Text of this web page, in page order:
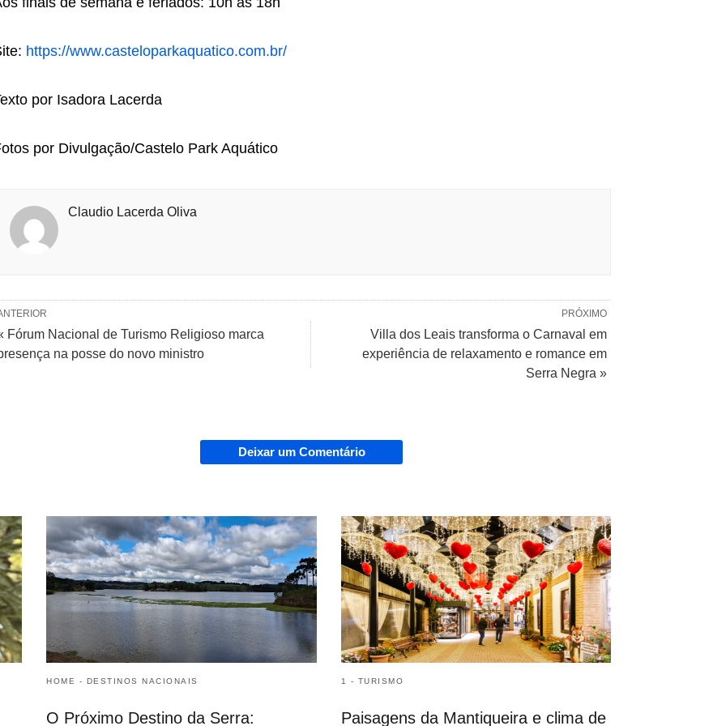
https://www.casteloparkaquatico.com.br/
por Isadora Lacerda
por Divulgação/Castelo Park Aquático
Claudio Lacerda Oliva
PRÓXIMO
Villa dos Leais transforma o Carnaval em
experiência de relaxamento e romance em
Serra Negra »
Fórum Nacional de Turismo Religioso marca
na posse do novo ministro
Deixar um Comentário
HOME - DESTINOS NACIONAIS
O Próximo Destino da Serra:
1 - TURISMO
Paisagens da Mantiqueira e clima de